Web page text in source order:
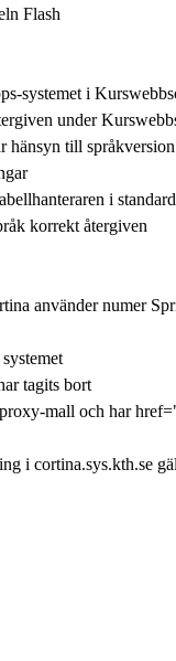
Flash
systemet i
under
hänsyn till språkversion
i
korrekt återgiven
använder numer
tagits bort
mall och har
i cortina.sys.kth.se